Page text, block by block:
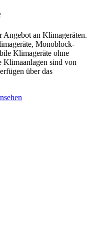
Angebot an Klimageräten.
Monoblock-
Klimageräte ohne
Klimaanlagen sind von
über das